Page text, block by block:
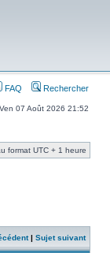
FAQ Rechercher
07 Août 2026 21:52
format UTC + 1 heure
| Sujet suivant